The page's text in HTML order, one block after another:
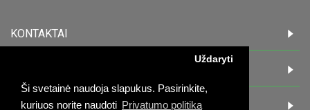
Ši svetainė naudoja slapukus. Pasirinkite,
kuriuos norite naudoti Privatumo politika
Uždaryti
KONTAKTAI
PIRKĖJAMS